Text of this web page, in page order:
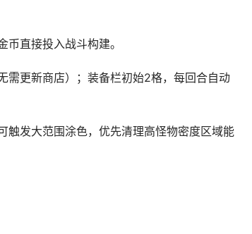
直接投入战斗构建。
需更新商店）；装备栏初始2格，每回合自动
触发大范围涂色，优先清理高怪物密度区域能